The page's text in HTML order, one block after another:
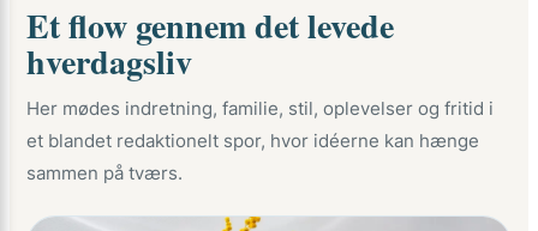
Et flow gennem det levede
hverdagsliv
Her mødes indretning, familie, stil, oplevelser og fritid i
et blandet redaktionelt spor, hvor idéerne kan hænge
sammen på tværs.